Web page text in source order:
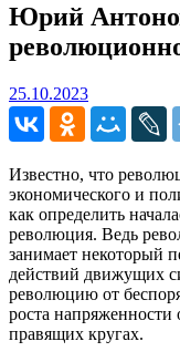
Юрий
25.10.202325.10.2023
Известно, что
экономического и
как определить
революция. Ведь
занимает некоторый
действий движущих
революцию от
роста
правящих кругах.